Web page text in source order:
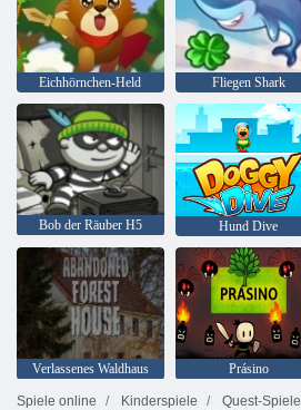
Eichhörnchen-Held Fliegen Shark
Bob der Räuber H5 Hund Dive
Verlassenes Waldhaus Prásino
Spiele online
Kinderspiele Quest-Spiele